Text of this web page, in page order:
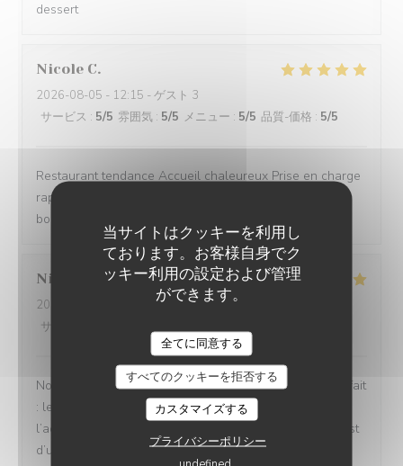
当サイトはクッキーを利用し
ております。お客様自身でク
ッキー利用の設定および管理
ができます。
全てに同意する
すべてのクッキーを拒否する
カスタマイズする
プライバシーポリシー
dessert
Nicole C
2026-08-05 - 12:15 - ゲスト 3
サービス : 5/5 雰囲気 : 5/5 メニュー : 5/5 品質-価格 : 5/5
Restaurant tendance Accueil chaleureux Prise en charge
rapide Bon rapport qualité/prix Assiettes copieuses et
bons produits
Nicolas B
2026-08-04
- 13:30 - ゲスト 4
サービス
Nous avons passé un excellent moment ! Tout était parfait
: les repas étaient délicieux, le service irréprochable, et
l’accueil d’une chaleur exceptionnelle. Toute l’équipe est
d’une grande gentillesse, avec de nombreuses petites